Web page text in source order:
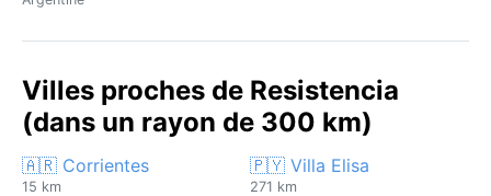
Villes proches de Resistencia
(dans un rayon de 300 km)
🇦🇷 Corrientes
15 km
🇵🇾 Villa Elisa
271 km